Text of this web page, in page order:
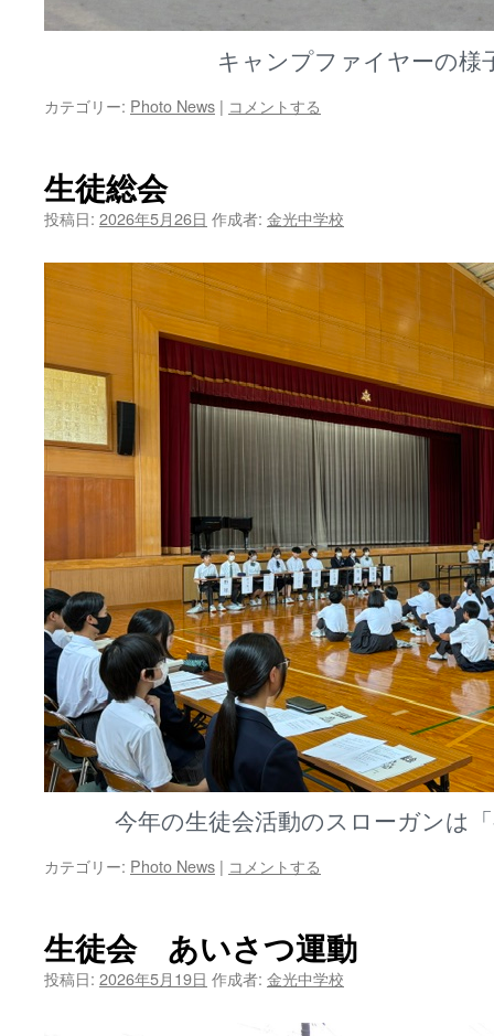
キャンプファイヤーの様
カテゴリー: Photo News | コメントする
生徒総会
投稿日: 2026年5月26日 作成者: 金光中学校
今年の生徒会活動のスローガンは
カテゴリー: Photo News | コメントする
生徒会 あいさつ運動
投稿日: 2026年5月19日 作成者: 金光中学校